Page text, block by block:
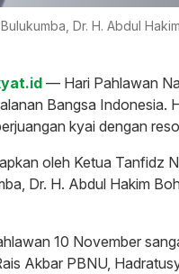
Dr. H. Abdul
— Hari Pahlawan
Bangsa Indonesia.
kyai dengan
oleh Ketua Tanfidz
Dr. H. Abdul Hakim
10 November
Akbar PBNU,